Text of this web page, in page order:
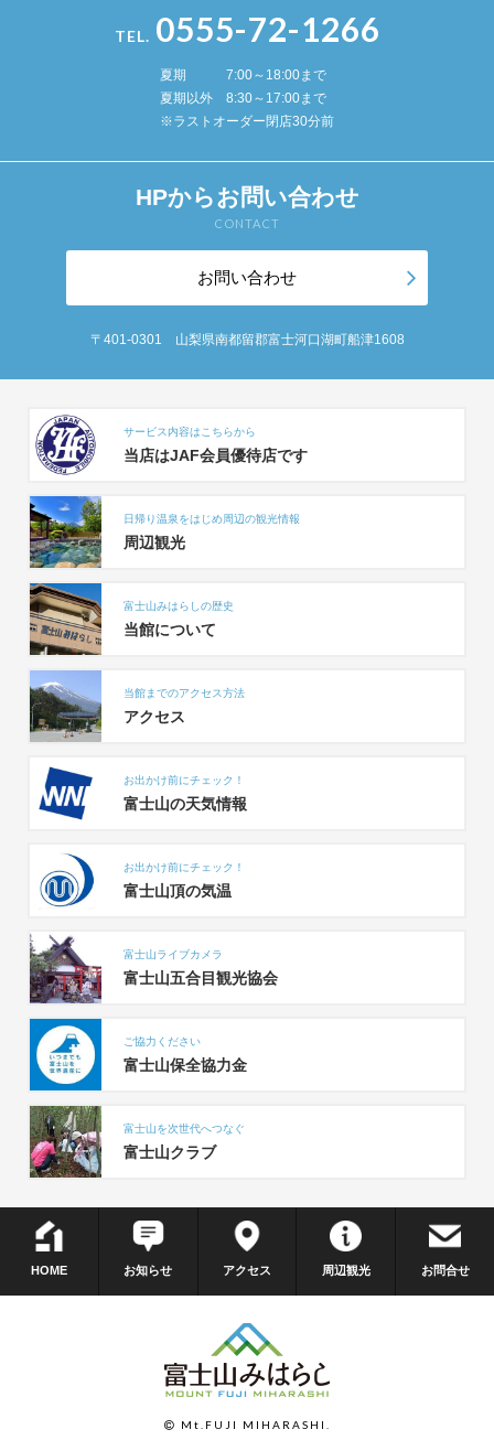
TEL. 0555-72-1266
夏期 7:00～18:00まで
夏期以外 8:30～17:00まで
※ラストオーダー閉店30分前
HPからお問い合わせ
CONTACT
お問い合わせ
〒401-0301 山梨県南都留郡富士河口湖町船津1608
サービス内容はこちらから
当店はJAF会員優待店です
日帰り温泉をはじめ周辺の観光情報
周辺観光
富士山みはらしの歴史
当館について
当館までのアクセス方法
アクセス
お出かけ前にチェック！
富士山の天気情報
お出かけ前にチェック！
富士山頂の気温
富士山ライブカメラ
富士山五合目観光協会
ご協力ください
富士山保全協力金
富士山を次世代へつなぐ
富士山クラブ
HOME お知らせ アクセス 周辺観光 お問合せ
Mt.FUJI MIHARASHI.